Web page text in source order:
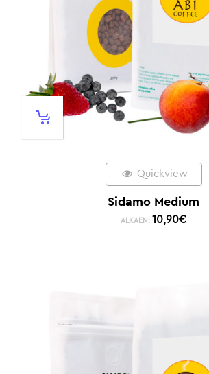
Quickview
Sidamo Medium
ALKAEN: 10,90€